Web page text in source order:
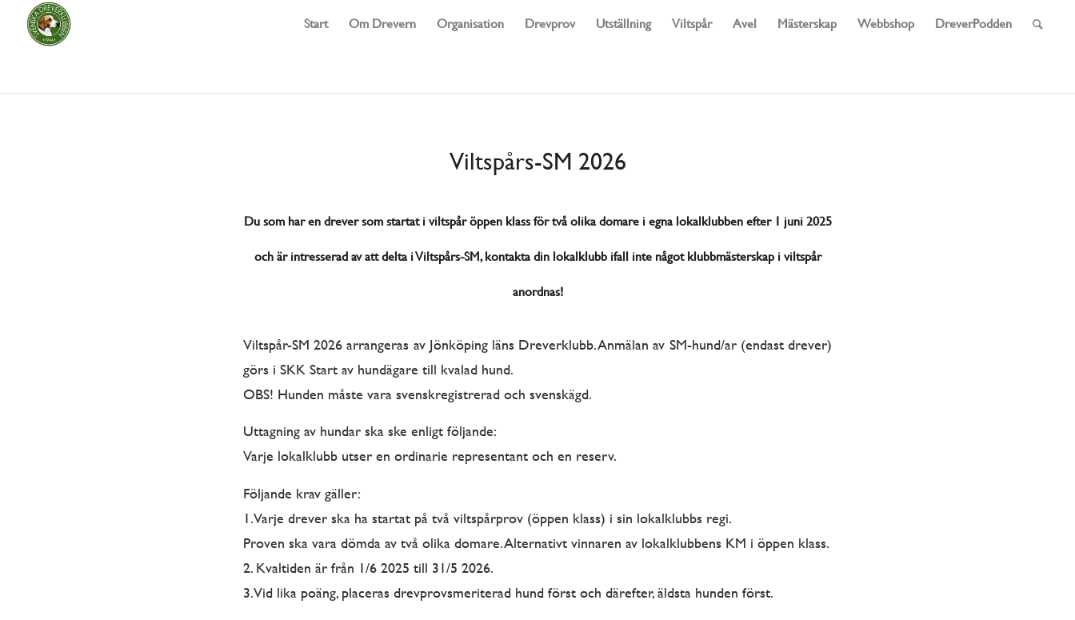
Start Om Drevern Organisation Drevprov Utställning Viltspår Avel Mästerskap Webbshop DreverPodden
Viltspårs-SM 2026
Du som har en drever som startat i viltspår öppen klass för två olika domare i egna lokalklubben efter 1 juni 2025
och är intresserad av att delta i Viltspårs-SM, kontakta din lokalklubb ifall inte något klubbmästerskap i viltspår
anordnas!
Viltspår-SM 2026 arrangeras av Jönköping läns Dreverklubb. Anmälan av SM-hund/ar (endast drever)
görs i SKK Start av hundägare till kvalad hund.
OBS! Hunden måste vara svenskregistrerad och svenskägd.
Uttagning av hundar ska ske enligt följande:
Varje lokalklubb utser en ordinarie representant och en reserv.
Följande krav gäller:
1. Varje drever ska ha startat på två viltspårprov (öppen klass) i sin lokalklubbs regi.
Proven ska vara dömda av två olika domare. Alternativt vinnaren av lokalklubbens KM i öppen klass.
2. Kvaltiden är från 1/6 2025 till 31/5 2026.
3. Vid lika poäng, placeras drevprovsmeriterad hund först och därefter, äldsta hunden först.